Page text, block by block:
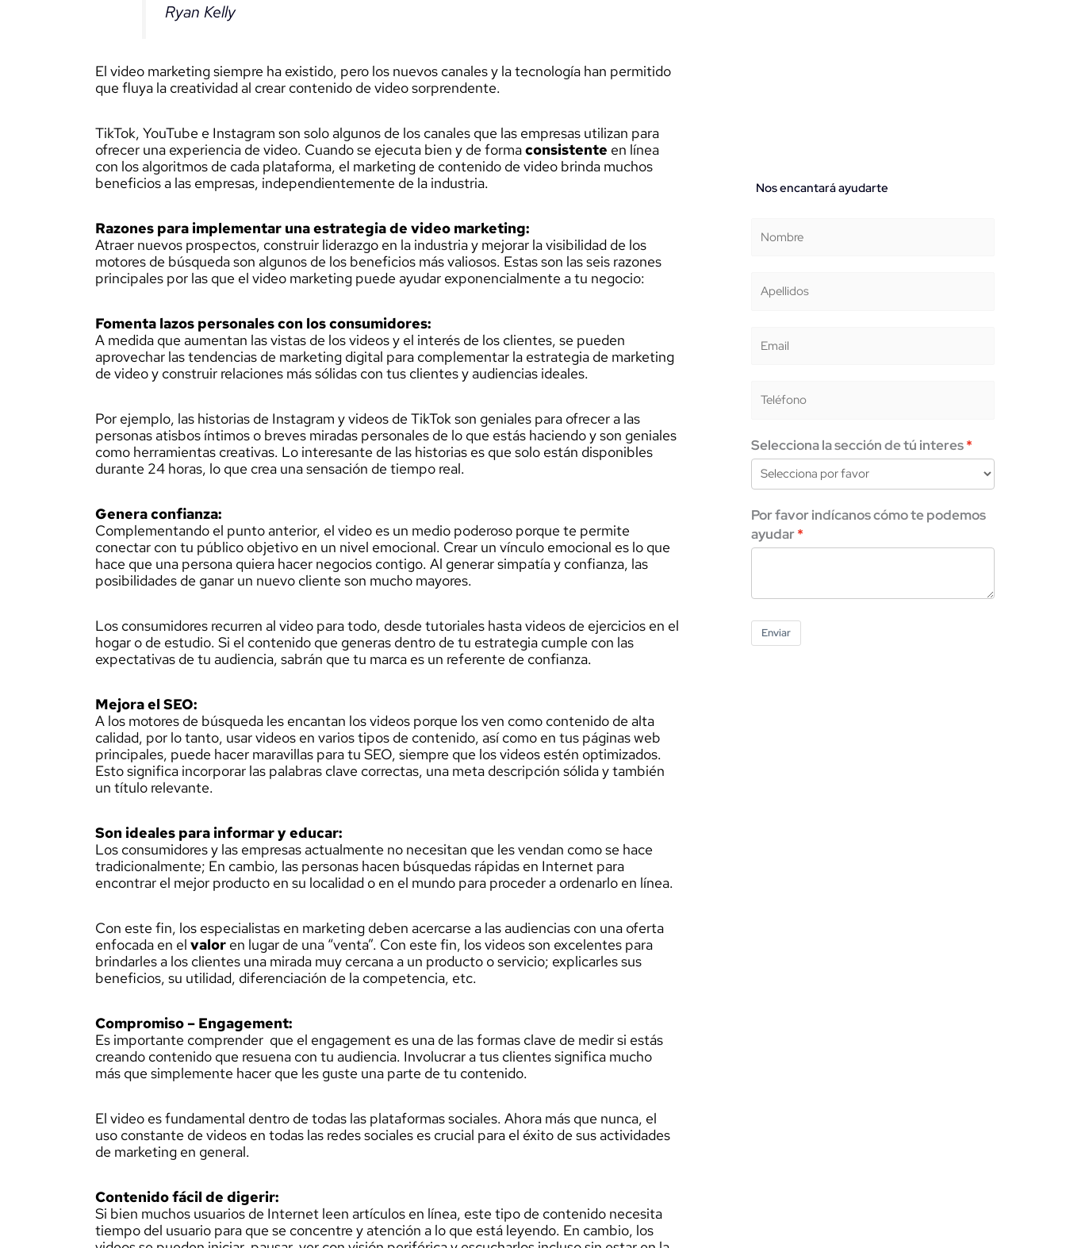
Ryan Kelly
El video marketing siempre ha existido, pero los nuevos canales y la tecnología han permitido
que fluya la creatividad al crear contenido de video sorprendente.
TikTok, YouTube e Instagram son solo algunos de los canales que las empresas utilizan para
ofrecer una experiencia de video. Cuando se ejecuta bien y de formaconsistente en línea
con los algoritmos de cada plataforma, el marketing de contenido de video brinda muchos
beneficios a las empresas, independientemente de la industria.
Razones para implementar una estrategia de video marketing:
Atraer nuevos prospectos, construir liderazgo en la industria y mejorar la visibilidad de los
motores de búsqueda son algunos de los beneficios más valiosos. Estas son las seis razones
principales por las que el video marketing puede ayudar exponencialmente a tu negocio:
Fomenta lazos personales con los consumidores:
A medida que aumentan las vistas de los videos y el interés de los clientes, se pueden
aprovechar las tendencias de marketing digital para complementar la estrategia de marketing
de video y construir relaciones más sólidas con tus clientes y audiencias ideales.
Por ejemplo, las historias de Instagram y videos de TikTok son geniales para ofrecer a las
personas atisbos íntimos o breves miradas personales de lo que estás haciendo y son geniales
como herramientas creativas. Lo interesante de las historias es que solo están disponibles
durante 24 horas, lo que crea una sensación de tiempo real.
Genera confianza:
Complementando el punto anterior, el video es un medio poderoso porque te permite
conectar con tu público objetivo en un nivel emocional. Crear un vínculo emocional es lo que
hace que una persona quiera hacer negocios contigo. Al generar simpatía y confianza, las
posibilidades de ganar un nuevo cliente son mucho mayores.
Los consumidores recurren al video para todo, desde tutoriales hasta videos de ejercicios en el
hogar o de estudio. Si el contenido que generas dentro de tu estrategia cumple con las
expectativas de tu audiencia, sabrán que tu marca es un referente de confianza.
Mejora el SEO:
A los motores de búsqueda les encantan los videos porque los ven como contenido de alta
calidad, por lo tanto, usar videos en varios tipos de contenido, así como en tus páginas web
principales, puede hacer maravillas para tu SEO, siempre que los videos estén optimizados.
Esto significa incorporar las palabras clave correctas, una meta descripción sólida y también
un título relevante.
Son ideales para informar y educar:
Los consumidores y las empresas actualmente no necesitan que les vendan como se hace
tradicionalmente; En cambio, las personas hacen búsquedas rápidas en Internet para
encontrar el mejor producto en su localidad o en el mundo para proceder a ordenarlo en línea.
Con este fin, los especialistas en marketing deben acercarse a las audiencias con una oferta
enfocada en el valor en lugar de una “venta”. Con este fin, los videos son excelentes para
brindarles a los clientes una mirada muy cercana a un producto o servicio; explicarles sus
beneficios, su utilidad, diferenciación de la competencia, etc.
Compromiso – Engagement:
Es importante comprender que el engagement es una de las formas clave de medir si estás
creando contenido que resuena con tu audiencia. Involucrar a tus clientes significa mucho
más que simplemente hacer que les guste una parte de tu contenido.
El video es fundamental dentro de todas las plataformas sociales. Ahora más que nunca, el
uso constante de videos en todas las redes sociales es crucial para el éxito de sus actividades
de marketing en general.
Contenido fácil de digerir:
Si bien muchos usuarios de Internet leen artículos en línea, este tipo de contenido necesita
tiempo del usuario para que se concentre y atención a lo que está leyendo. En cambio, los
Nos encantará ayudarte
Selecciona la sección de tú interes
Por favor indícanos cómo te podemos
ayudar
Enviar